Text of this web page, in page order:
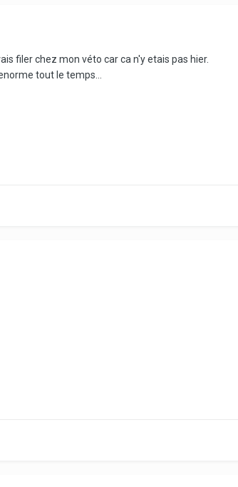
filer chez mon véto car ca n'y etais pas hier.
tout le temps...